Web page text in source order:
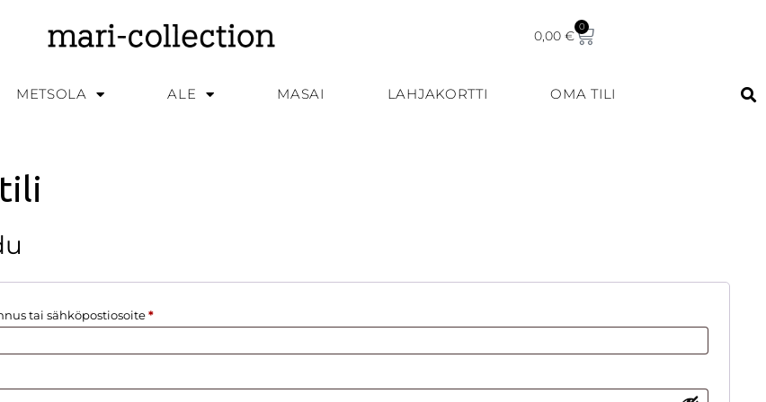
0,00€
0
METSOLA ALE MASAI LAHJAKORTTI OMA TILI
tai sähköpostiosoite*